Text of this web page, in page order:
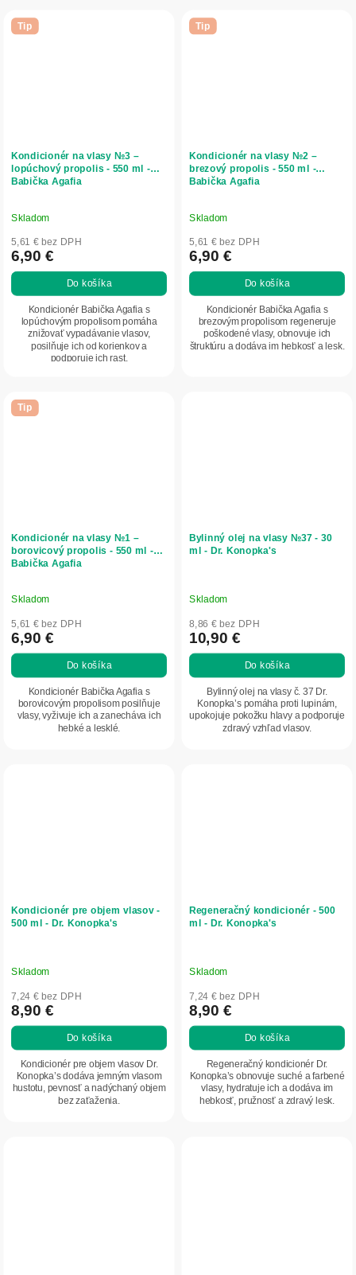
Tip
Kondicionér na vlasy №3 –
lopúchový propolis - 550 ml -
Babička Agafia
Skladom
5,61 € bez DPH
6,90 €
Do košíka
Kondicionér Babička Agafia s
lopúchovým propolisom pomáha
znižovať vypadávanie vlasov,
posilňuje ich od korienkov a
podporuje ich rast.
Tip
Kondicionér na vlasy №2 –
brezový propolis - 550 ml -
Babička Agafia
Skladom
5,61 € bez DPH
6,90 €
Do košíka
Kondicionér Babička Agafia s
brezovým propolisom regeneruje
poškodené vlasy, obnovuje ich
štruktúru a dodáva im hebkosť a lesk.
Tip
Kondicionér na vlasy №1 –
borovicový propolis - 550 ml -
Babička Agafia
Skladom
5,61 € bez DPH
6,90 €
Do košíka
Kondicionér Babička Agafia s
borovicovým propolisom posilňuje
vlasy, vyživuje ich a zanecháva ich
hebké a lesklé.
Bylinný olej na vlasy №37 - 30
ml - Dr. Konopka's
Skladom
8,86 € bez DPH
10,90 €
Do košíka
Bylinný olej na vlasy č. 37 Dr.
Konopka’s pomáha proti lupinám,
upokojuje pokožku hlavy a podporuje
zdravý vzhľad vlasov.
Kondicionér pre objem vlasov -
500 ml - Dr. Konopka's
Skladom
7,24 € bez DPH
8,90 €
Do košíka
Kondicionér pre objem vlasov Dr.
Konopka’s dodáva jemným vlasom
hustotu, pevnosť a nadýchaný objem
bez zaťaženia.
Regeneračný kondicionér - 500
ml - Dr. Konopka's
Skladom
7,24 € bez DPH
8,90 €
Do košíka
Regeneračný kondicionér Dr.
Konopka’s obnovuje suché a farbené
vlasy, hydratuje ich a dodáva im
hebkosť, pružnosť a zdravý lesk.